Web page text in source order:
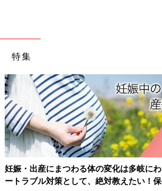
無印良品 綿であったかリブ編みはらまき
特集
妊娠・出産にまつわる体の変化は多岐に
ートラブル対策として、絶対教えたい！